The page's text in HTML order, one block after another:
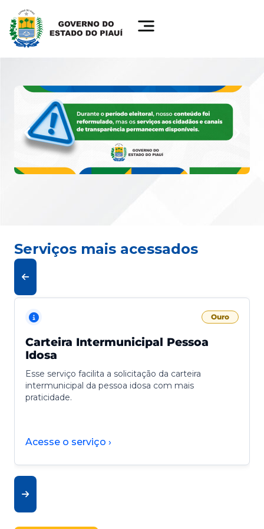
Serviços mais acessados
Ouro
Carteira Intermunicipal Pessoa
Idosa
Esse serviço facilita a solicitação da carteira
intermunicipal da pessoa idosa com mais
praticidade.
Acesse o serviço ›